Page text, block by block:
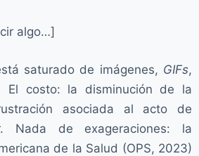
algo…]
saturado de imágenes, GIFs,
El costo: la disminución de la
asociada al acto de
Nada de exageraciones: la
de la Salud (OPS, 2023)